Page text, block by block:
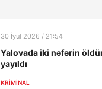
30 İyul 2026 / 21:54
Yalovada iki nəfərin
yayıldı
KRIMINAL